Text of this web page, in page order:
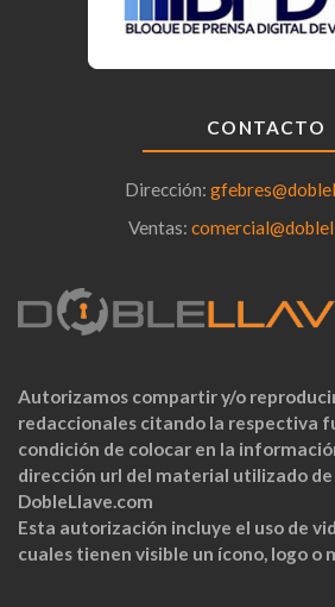
CONTACTO
Dirección:
Ventas:
Autorizamos compartir y/o
redaccionales citando la respectiva
condición de colocar en la
dirección url del material utilizado
DobleLlave.com
Esta autorización incluye el uso de
cuales tienen visible un ícono, logo o